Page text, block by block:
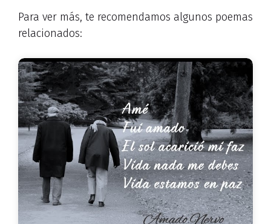
Para ver más, te recomendamos algunos poemas
relacionados: